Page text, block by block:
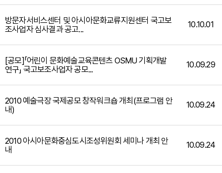
방문자서비스센터 및 아시아문화교류지원센터 국고보
조사업자 심사결과 공고...
10.10.01
[공모]「어린이 문화예술교육콘텐츠 OSMU 기획개발
연구」 국고보조사업자 공모...
10.09.29
2010 예술극장 국제공모 창작워크숍 개최(프로그램 안
내)
10.09.24
2010 아시아문화중심도시조성위원회 세미나 개최 안
내
10.09.24